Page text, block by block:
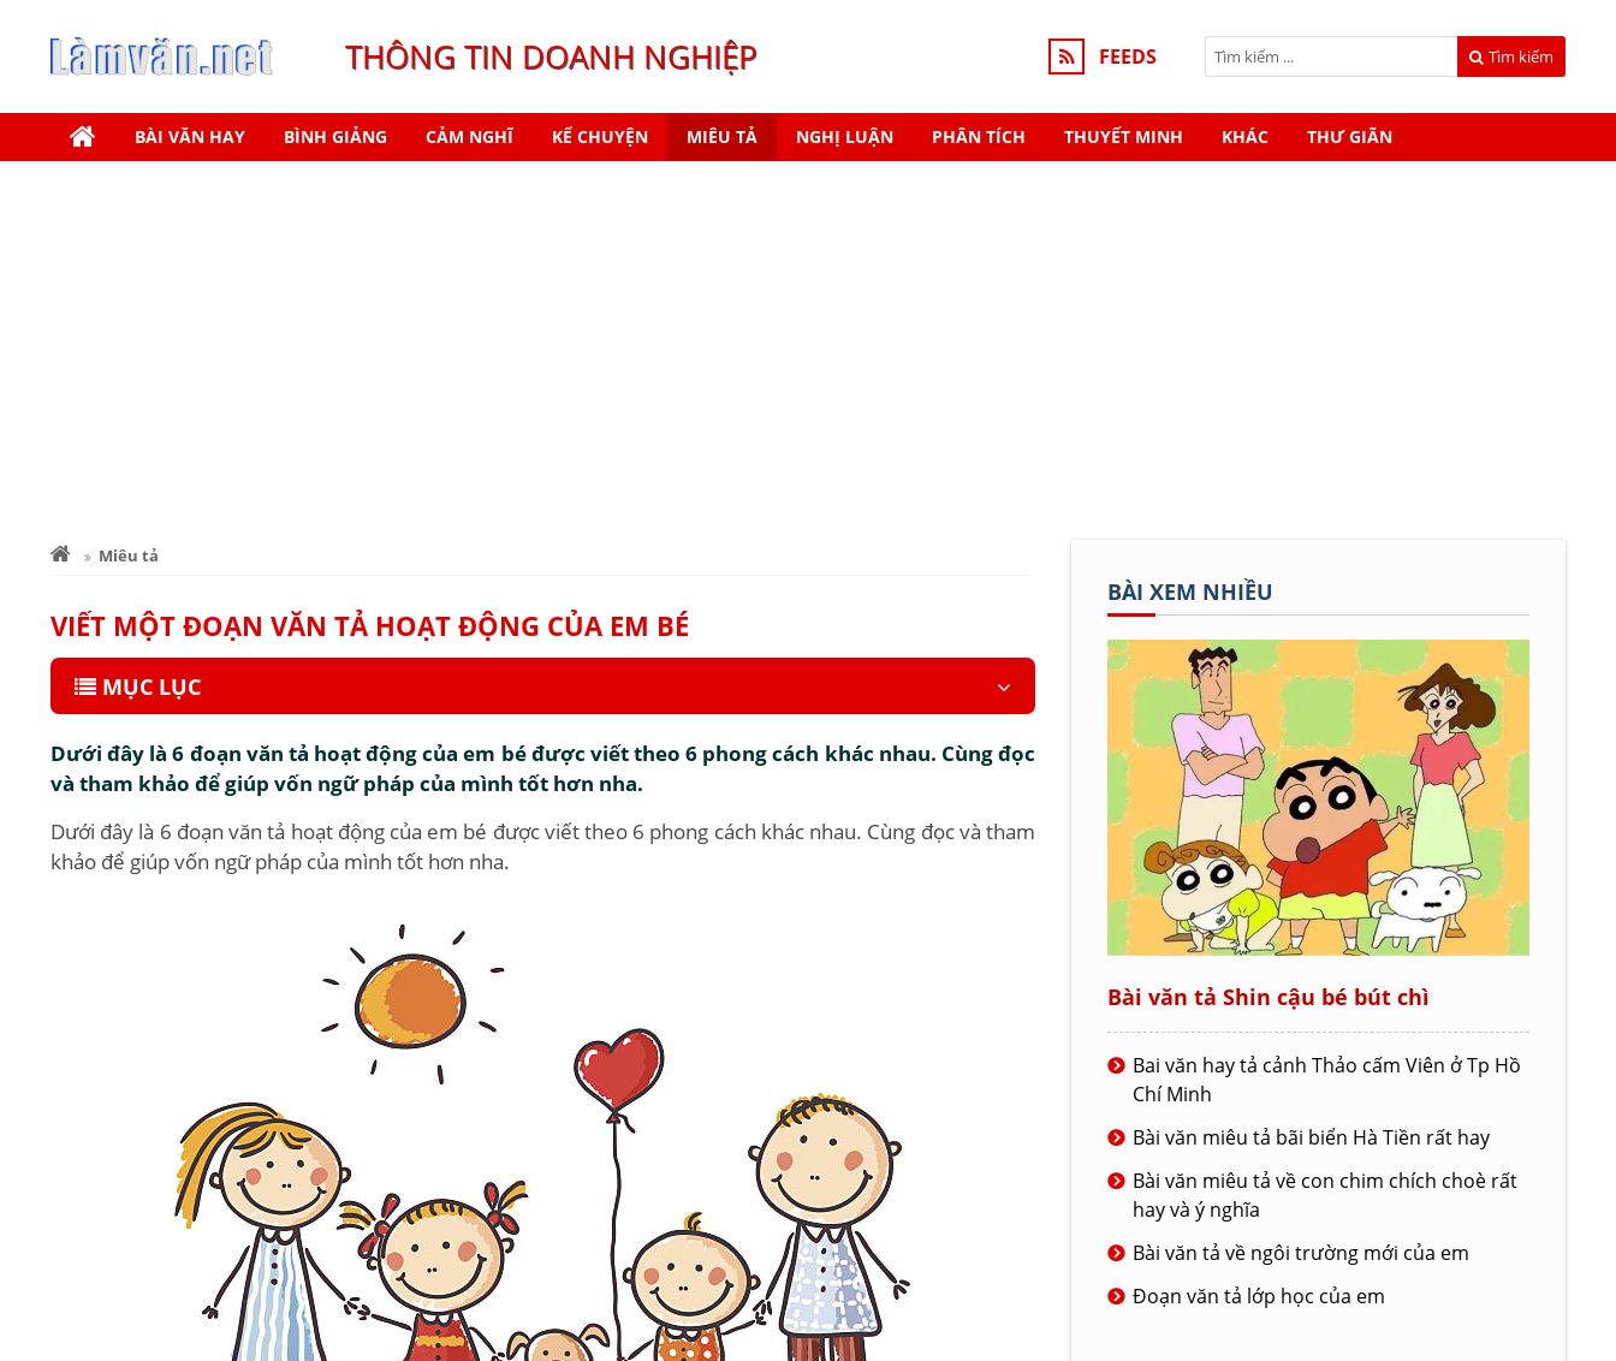
THÔNG TIN DOANH NGHIỆP FEEDS Tìm kiếm
BÀI VĂN HAY BÌNH GIẢNG CẢM NGHĨ KỂ CHUYỆN MIÊU TẢ NGHỊ LUẬN PHÂN TÍCH THUYẾT MINH KHÁC THƯ GIÃN
Miêu tả
VIẾT MỘT ĐOẠN VĂN TẢ HOẠT ĐỘNG CỦA EM BÉ
MỤC LỤC
Dưới đây là 6 đoạn văn tả hoạt động của em bé được viết theo 6 phong cách khác nhau. Cùng đọc
và tham khảo để giúp vốn ngữ pháp của mình tốt hơn nha.
Dưới đây là 6 đoạn văn tả hoạt động của em bé được viết theo 6 phong cách khác nhau. Cùng đọc và tham
khảo để giúp vốn ngữ pháp của mình tốt hơn nha.
BÀI XEM NHIỀU
Bài văn tả Shin cậu bé bút chì
Bai văn hay tả cảnh Thảo cấm Viên ở Tp Hồ
Chí Minh
Bài văn miêu tả bãi biển Hà Tiền rất hay
Bài văn miêu tả về con chim chích choè rất
hay và ý nghĩa
Bài văn tả về ngôi trường mới của em
Đoạn văn tả lớp học của em